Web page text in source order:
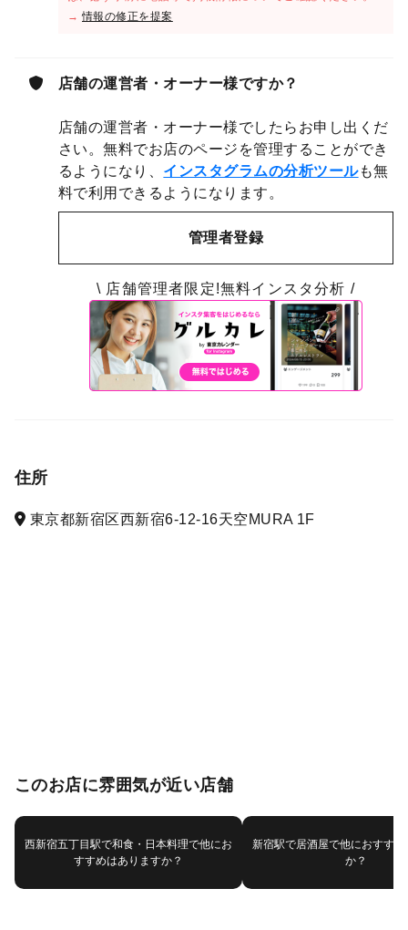
→情報の修正を提案
店舗の運営者・オーナー様ですか？
店舗の運営者・オーナー様でしたらお申し出くだ
さい。無料でお店のページを管理することができ
るようになり、 インスタグラムの分析ツールも無
料で利用できるようになります。
管理者登録
\ 店舗管理者限定!無料インスタ分析 /
住所
東京都新宿区西新宿6-12-16天空MURA 1F
このお店に雰囲気が近い店舗
西新宿五丁目駅で和食・日本料理で他にお
すすめはありますか？
新宿駅で居酒屋で他におすす
か？